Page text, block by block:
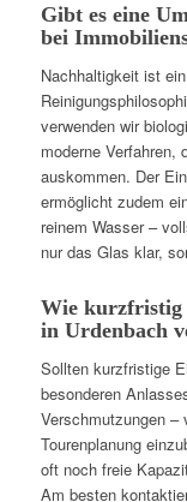
Gibt es eine
bei
Nachhaltigkeit ist
verwenden wir
moderne Verfahren,
auskommen. Der
ermöglicht zudem
reinem Wasser –
nur das Glas klar,
Wie kurzfristig
in Urdenbach
Sollten kurzfristige
besonderen
Verschmutzungen –
Tourenplanung
oft noch freie
Am besten